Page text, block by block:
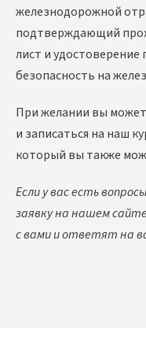
железнодорожной
подтверждающий
лист и
безопасность на
При желании вы
и записаться на наш
который вы также
Если у вас есть
заявку на нашем
с вами и ответят на